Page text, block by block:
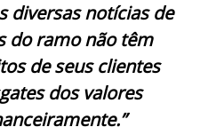
diversas notícias de
do ramo não têm
de seus clientes
dos valores